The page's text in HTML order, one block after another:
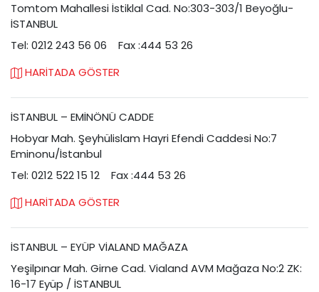
Tomtom Mahallesi İstiklal Cad. No:303-303/1 Beyoğlu-
İSTANBUL
Tel: 0212 243 56 06
Fax :444 53 26
HARİTADA GÖSTER
İSTANBUL – EMİNÖNÜ CADDE
Hobyar Mah. Şeyhülislam Hayri Efendi Caddesi No:7
Eminonu/İstanbul
Tel: 0212 522 15 12
Fax :444 53 26
HARİTADA GÖSTER
İSTANBUL – EYÜP VİALAND MAĞAZA
Yeşilpınar Mah. Girne Cad. Vialand AVM Mağaza No:2 ZK:
16-17 Eyüp / İSTANBUL